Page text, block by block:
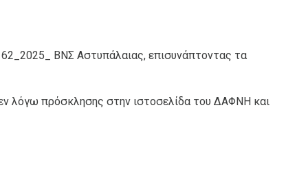
ΒΝΣ Αστυπάλαιας, επισυνάπτοντας τα
λόγω πρόσκλησης στην ιστοσελίδα του ΔΑΦΝΗ και